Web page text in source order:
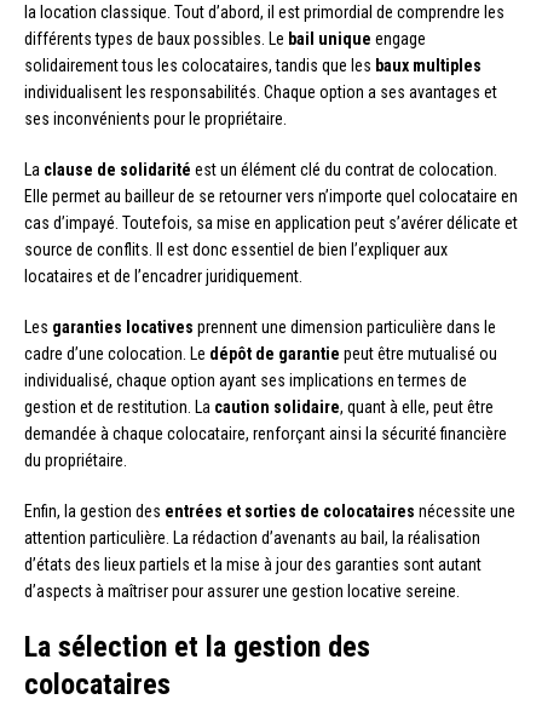
la location classique. Tout d’abord, il est primordial de comprendre les
différents types de baux possibles. Le bail unique engage
solidairement tous les colocataires, tandis que les baux multiples
individualisent les responsabilités. Chaque option a ses avantages et
ses inconvénients pour le propriétaire.
La clause de solidarité est un élément clé du contrat de colocation.
Elle permet au bailleur de se retourner vers n’importe quel colocataire en
cas d’impayé. Toutefois, sa mise en application peut s’avérer délicate et
source de conflits. Il est donc essentiel de bien l’expliquer aux
locataires et de l’encadrer juridiquement.
Les garanties locatives prennent une dimension particulière dans le
cadre d’une colocation. Le dépôt de garantie peut être mutualisé ou
individualisé, chaque option ayant ses implications en termes de
gestion et de restitution. La caution solidaire, quant à elle, peut être
demandée à chaque colocataire, renforçant ainsi la sécurité financière
du propriétaire.
Enfin, la gestion des entrées et sorties de colocataires nécessite une
attention particulière. La rédaction d’avenants au bail, la réalisation
d’états des lieux partiels et la mise à jour des garanties sont autant
d’aspects à maîtriser pour assurer une gestion locative sereine.
La sélection et la gestion des
colocataires